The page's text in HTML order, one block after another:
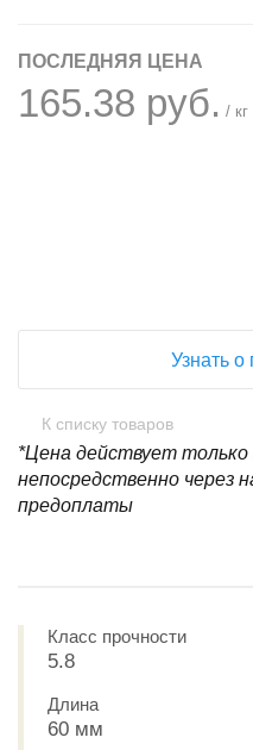
ПОСЛЕДНЯЯ ЦЕНА
165.38 руб. / кг
Узнать о
К списку товаров
*Цена действует только
непосредственно через
предоплаты
Класс прочности
5.8
Длина
60 мм